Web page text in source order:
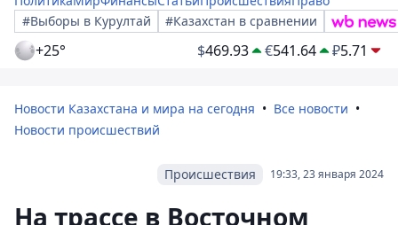
#Выборы в Курултай
#Казахстан в сравнении
+25° $469.93 €541.64 ₽5.71
Новости Казахстана и мира на сегодня
Все новости
Новости происшествий
19:33, 23 января 2024
Происшествия
На трассе в Восточном